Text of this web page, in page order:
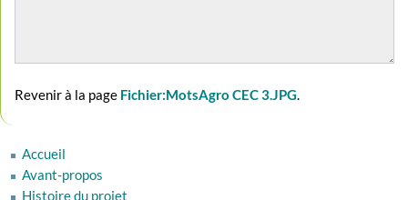
Revenir à la page Fichier:MotsAgro CEC 3.JPG.
Accueil
Avant-propos
Histoire du projet